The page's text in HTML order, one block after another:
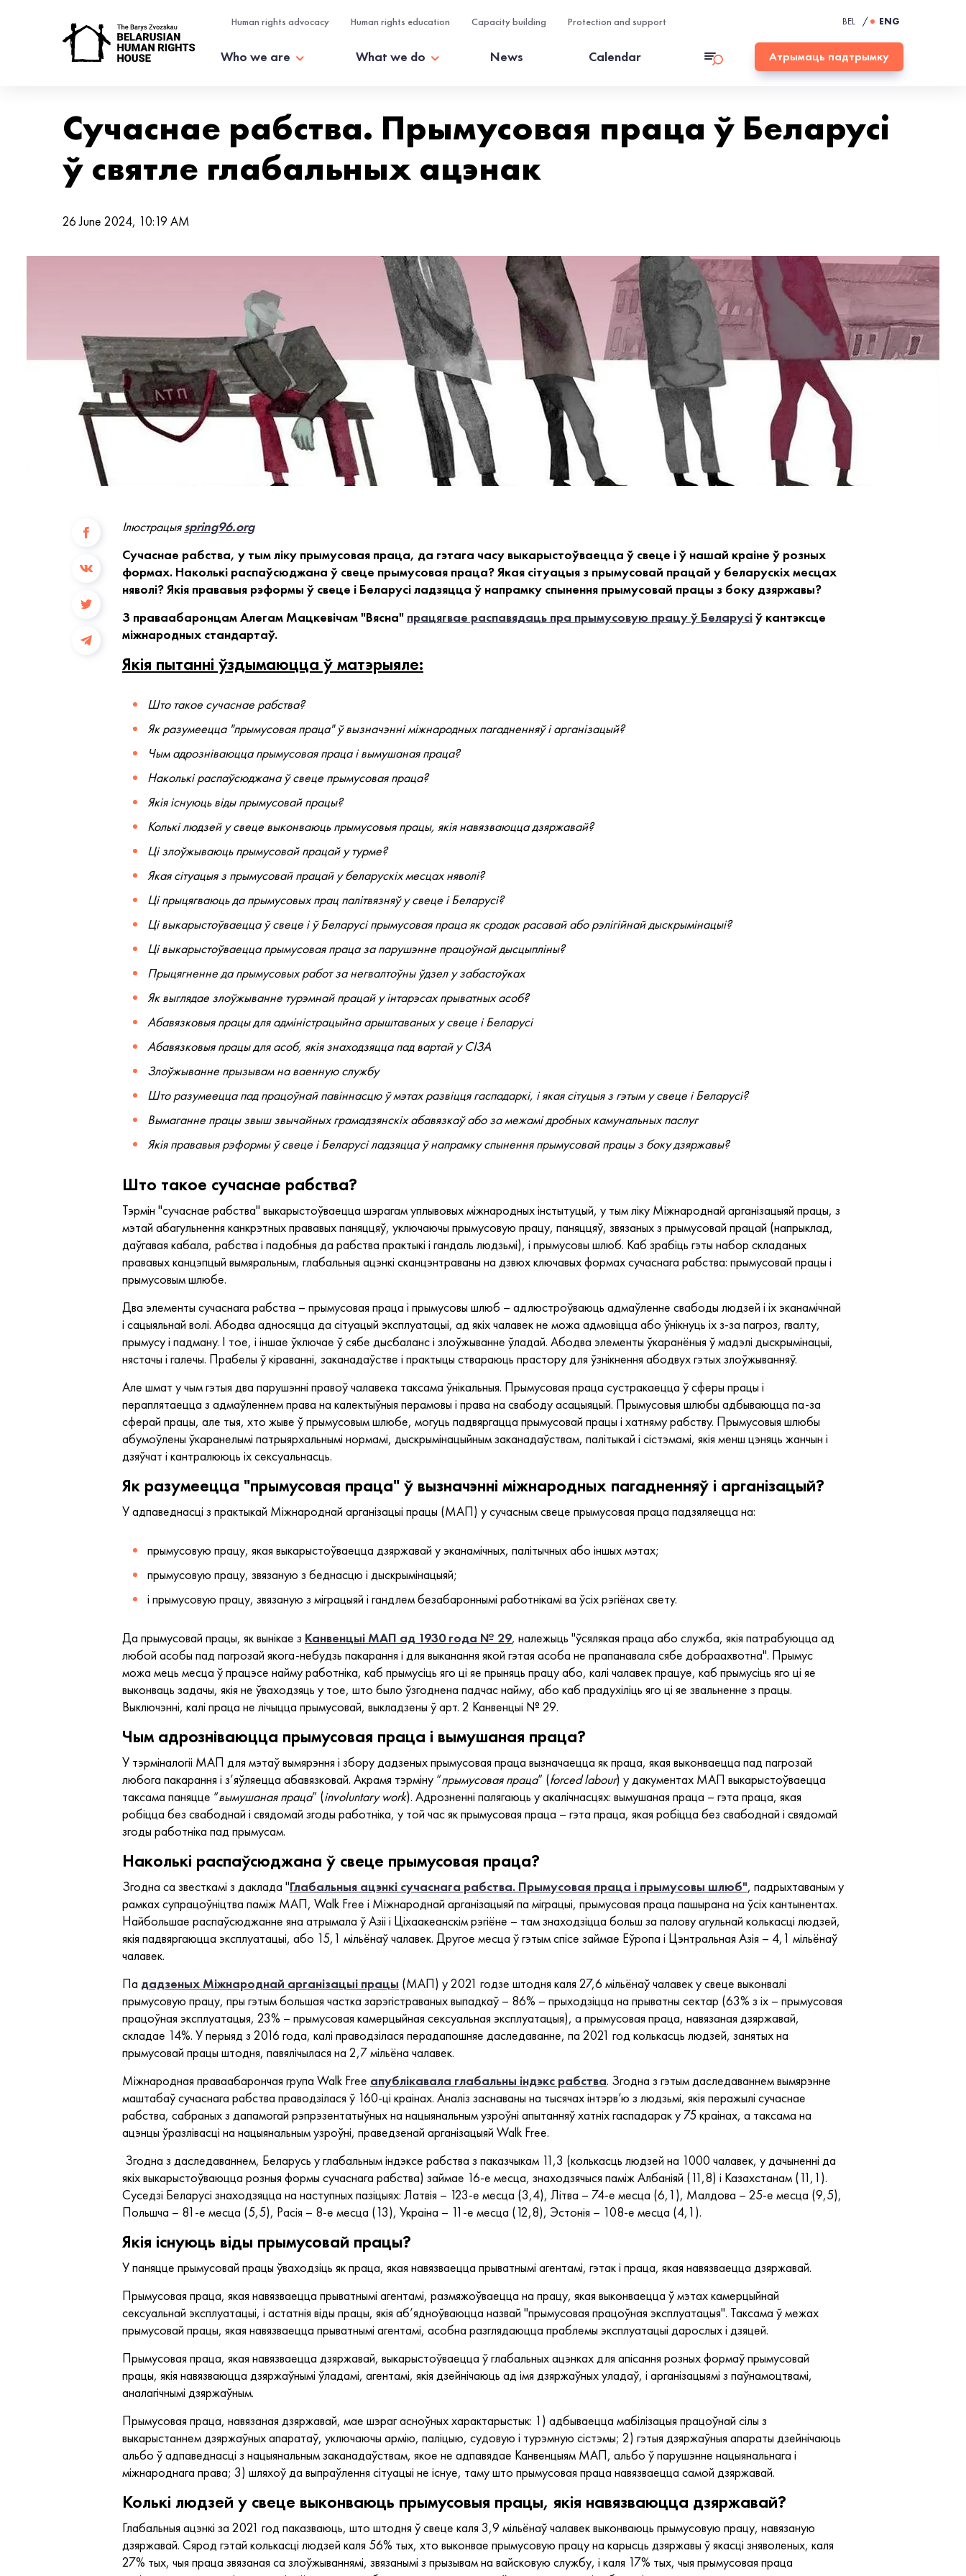
Human rights advocacy Human rights education Capacity building Protection and support BEL / ENG
Who we are What we do News Calendar Атрымаць падтрымку
Сучаснае рабства. Прымусовая праца ў Беларусі
ў святле глабальных ацэнак
26 June 2024, 10:19 AM
Ілюстрацыяspring96.org
Сучаснае рабства, у тым ліку прымусовая праца, да гэтага часу выкарыстоўваецца ў свеце і ў нашай краіне ў розных
формах. Наколькі распаўсюджана ў свеце прымусовая праца? Якая сітуацыя з прымусовай працай у беларускіх месцах
няволі? Якія прававыя рэформы ў свеце і Беларусі ладзяцца ў напрамку спынення прымусовай працы з боку дзяржавы?
З праваабаронцам Алегам Мацкевічам "Вясна" працягвае распавядаць пра прымусовую працу ў Беларусіў кантэксце
міжнародных стандартаў.
Якія пытанні ўздымаюцца ў матэрыяле:
Што такое сучаснае рабства?
Як разумеецца "прымусовая праца" ў вызначэнні міжнародных пагадненняў і арганізацый?
Чым адрозніваюцца прымусовая праца і вымушаная праца?
Наколькі распаўсюджана ў свеце прымусовая праца?
Якія існуюць віды прымусовай працы?
Колькі людзей у свеце выконваюць прымусовыя працы, якія навязваюцца дзяржавай?
Ці злоўжываюць прымусовай працай у турме?
Якая сітуацыя з прымусовай працай у беларускіх месцах няволі?
Ці прыцягваюць да прымусовых прац палітвязняў у свеце і Беларусі?
Ці выкарыстоўваецца ў свеце і ў Беларусі прымусовая праца як сродак расавай або рэлігійнай дыскрымінацыі?
Ці выкарыстоўваецца прымусовая праца за парушэнне працоўнай дысцыпліны?
Прыцягненне да прымусовых работ за негвалтоўны ўдзел у забастоўках
Як выглядае злоўжыванне турэмнай працай у інтарэсах прыватных асоб?
Абавязковыя працы для адміністрацыйна арыштаваных у свеце і Беларусі
Абавязковыя працы для асоб, якія знаходзяцца пад вартай у СІЗА
Злоўжыванне прызывам на ваенную службу
Што разумеецца пад працоўнай павіннасцю ў мэтах развіцця гаспадаркі, і якая сітуцыя з гэтым у свеце і Беларусі?
Вымаганне працы звыш звычайных грамадзянскіх абавязкаў або за межамі дробных камунальных паслуг
Якія прававыя рэформы ў свеце і Беларусі ладзяцца ў напрамку спынення прымусовай працы з боку дзяржавы?
Што такое сучаснае рабства?
Тэрмін "сучаснае рабства" выкарыстоўваецца шэрагам уплывовых міжнародных інстытуцый, у тым ліку Міжнароднай арганізацыяй працы, з
мэтай абагульнення канкрэтных прававых паняццяў, уключаючы прымусовую працу, паняццяў, звязаных з прымусовай працай (напрыклад,
даўгавая кабала, рабства і падобныя да рабства практыкі і гандаль людзьмі), і прымусовы шлюб. Каб зрабіць гэты набор складаных
прававых канцэпцый вымяральным, глабальныя ацэнкі сканцэнтраваны на дзвюх ключавых формах сучаснага рабства: прымусовай працы і
прымусовым шлюбе.
Два элементы сучаснага рабства – прымусовая праца і прымусовы шлюб – адлюстроўваюць адмаўленне свабоды людзей і іх эканамічнай
і сацыяльнай волі. Абодва адносяцца да сітуацый эксплуатацыі, ад якіх чалавек не можа адмовіцца або ўнікнуць іх з-за пагроз, гвалту,
прымусу і падману. І тое, і іншае ўключае ў сябе дысбаланс і злоўжыванне ўладай. Абодва элементы ўкаранёныя ў мадэлі дыскрымінацыі,
нястачы і галечы. Прабелы ў кіраванні, заканадаўстве і практыцы ствараюць прастору для ўзнікнення абодвух гэтых злоўжыванняў.
Але шмат у чым гэтыя два парушэнні правоў чалавека таксама ўнікальныя. Прымусовая праца сустракаецца ў сферы працы і
пераплятаецца з адмаўленнем права на калектыўныя перамовы і права на свабоду асацыяцый. Прымусовыя шлюбы адбываюцца па-за
сферай працы, але тыя, хто жыве ў прымусовым шлюбе, могуць падвяргацца прымусовай працы і хатняму рабству. Прымусовыя шлюбы
абумоўлены ўкаранелымі патрыярхальнымі нормамі, дыскрымінацыйным заканадаўствам, палітыкай і сістэмамі, якія менш цэняць жанчын і
дзяўчат і кантралююць іх сексуальнасць.
Як разумеецца "прымусовая праца" ў вызначэнні міжнародных пагадненняў і арганізацый?
У адпаведнасці з практыкай Міжнароднай арганізацыі працы (МАП) у сучасным свеце прымусовая праца падзяляецца на:
прымусовую працу, якая выкарыстоўваецца дзяржавай у эканамічных, палітычных або іншых мэтах;
прымусовую працу, звязаную з беднасцю і дыскрымінацыяй;
і прымусовую працу, звязаную з міграцыяй і гандлем безабароннымі работнікамі ва ўсіх рэгіёнах свету.
Да прымусовай працы, як вынікае з Канвенцыі МАП ад 1930 года № 29, належыць "ўсялякая праца або служба, якія патрабуюцца ад
любой асобы пад пагрозай якога-небудзь пакарання і для выканання якой гэтая асоба не прапанавала сябе добраахвотна". Прымус
можа мець месца ў працэсе найму работніка, каб прымусіць яго ці яе прыняць працу або, калі чалавек працуе, каб прымусіць яго ці яе
выконваць задачы, якія не ўваходзяць у тое, што было ўзгоднена падчас найму, або каб прадухіліць яго ці яе звальненне з працы.
Выключэнні, калі праца не лічыцца прымусовай, выкладзены ў арт. 2 Канвенцыі № 29.
Чым адрозніваюцца прымусовая праца і вымушаная праца?
У тэрміналогіі МАП для мэтаў вымярэння і збору дадзеных прымусовая праца вызначаецца як праца, якая выконваецца пад пагрозай
любога пакарання і з’яўляецца абавязковай. Акрамя тэрміну “прымусовая праца” (forced labour) у дакументах МАП выкарыстоўваецца
таксама паняцце “вымушаная праца” (involuntary work). Адрозненні палягаюць у акалічнасцях: вымушаная праца – гэта праца, якая
робіцца без свабоднай і свядомай згоды работніка, у той час як прымусовая праца – гэта праца, якая робіцца без свабоднай і свядомай
згоды работніка пад прымусам.
Наколькі распаўсюджана ў свеце прымусовая праца?
Згодна са звесткамі з даклада "Глабальныя ацэнкі сучаснага рабства. Прымусовая праца і прымусовы шлюб", падрыхтаваным у
рамках супрацоўніцтва паміж МАП, Walk Free і Міжнароднай арганізацыяй па міграцыі, прымусовая праца пашырана на ўсіх кантынентах.
Найбольшае распаўсюджанне яна атрымала ў Азіі і Ціхаакеанскім рэгіёне – там знаходзіцца больш за палову агульнай колькасці людзей,
якія падвяргаюцца эксплуатацыі, або 15,1 мільёнаў чалавек. Другое месца ў гэтым спісе займае Еўропа і Цэнтральная Азія – 4,1 мільёнаў
чалавек.
Па дадзеных Міжнароднай арганізацыі працы (МАП) у 2021 годзе штодня каля 27,6 мільёнаў чалавек у свеце выконвалі
прымусовую працу, пры гэтым большая частка зарэгістраваных выпадкаў – 86% – прыходзіцца на прыватны сектар (63% з іх – прымусовая
працоўная эксплуатацыя, 23% – прымусовая камерцыйная сексуальная эксплуатацыя), а прымусовая праца, навязаная дзяржавай,
складае 14%. У перыяд з 2016 года, калі праводзілася перадапошняе даследаванне, па 2021 год колькасць людзей, занятых на
прымусовай працы штодня, павялічылася на 2,7 мільёна чалавек.
Міжнародная праваабарончая група Walk Free апублікавала глабальны індэкс рабства. Згодна з гэтым даследаваннем вымярэнне
маштабаў сучаснага рабства праводзілася ў 160-ці краінах. Аналіз заснаваны на тысячах інтэрв’ю з людзьмі, якія перажылі сучаснае
рабства, сабраных з дапамогай рэпрэзентатыўных на нацыянальным узроўні апытанняў хатніх гаспадарак у 75 краінах, а таксама на
ацэнцы ўразлівасці на нацыянальным узроўні, праведзенай арганізацыяй Walk Free.
Згодна з даследаваннем, Беларусь у глабальным індэксе рабства з паказчыкам 11,3 (колькасць людзей на 1000 чалавек, у дачыненні да
якіх выкарыстоўваюцца розныя формы сучаснага рабства) займае 16-е месца, знаходзячыся паміж Албаніяй (11,8) і Казахстанам (11,1).
Суседзі Беларусі знаходзяцца на наступных пазіцыях: Латвія – 123-е месца (3,4), Літва – 74-е месца (6,1), Малдова – 25-е месца (9,5),
Польшча – 81-е месца (5,5), Расія – 8-е месца (13), Украіна – 11-е месца (12,8), Эстонія – 108-е месца (4,1).
Якія існуюць віды прымусовай працы?
У паняцце прымусовай працы ўваходзіць як праца, якая навязваецца прыватнымі агентамі, гэтак і праца, якая навязваецца дзяржавай.
Прымусовая праца, якая навязваецца прыватнымі агентамі, размяжоўваецца на працу, якая выконваецца ў мэтах камерцыйнай
сексуальнай эксплуатацыі, і астатнія віды працы, якія аб’ядноўваюцца назвай "прымусовая працоўная эксплуатацыя". Таксама ў межах
прымусовай працы, якая навязваецца прыватнымі агентамі, асобна разглядаюцца праблемы эксплуатацыі дарослых і дзяцей.
Прымусовая праца, якая навязваецца дзяржавай, выкарыстоўваецца ў глабальных ацэнках для апісання розных формаў прымусовай
працы, якія навязваюцца дзяржаўнымі ўладамі, агентамі, якія дзейнічаюць ад імя дзяржаўных уладаў, і арганізацыямі з паўнамоцтвамі,
аналагічнымі дзяржаўным.
Прымусовая праца, навязаная дзяржавай, мае шэраг асноўных характарыстык: 1) адбываецца мабілізацыя працоўнай сілы з
выкарыстаннем дзяржаўных апаратаў, уключаючы армію, паліцыю, судовую і турэмную сістэмы; 2) гэтыя дзяржаўныя апараты дзейнічаюць
альбо ў адпаведнасці з нацыянальным заканадаўствам, якое не адпавядае Канвенцыям МАП, альбо ў парушэнне нацыянальнага і
міжнароднага права; 3) шляхоў да выпраўлення сітуацыі не існуе, таму што прымусовая праца навязваецца самой дзяржавай.
Колькі людзей у свеце выконваюць прымусовыя працы, якія навязваюцца дзяржавай?
Глабальныя ацэнкі за 2021 год паказваюць, што штодня ў свеце каля 3,9 мільёнаў чалавек выконваюць прымусовую працу, навязаную
дзяржавай. Сярод гэтай колькасці людзей каля 56% тых, хто выконвае прымусовую працу на карысць дзяржавы ў якасці зняволеных, каля
27% тых, чыя праца звязаная са злоўжываннямі, звязанымі з прызывам на вайсковую службу, і каля 17% тых, чыя прымусовая праца